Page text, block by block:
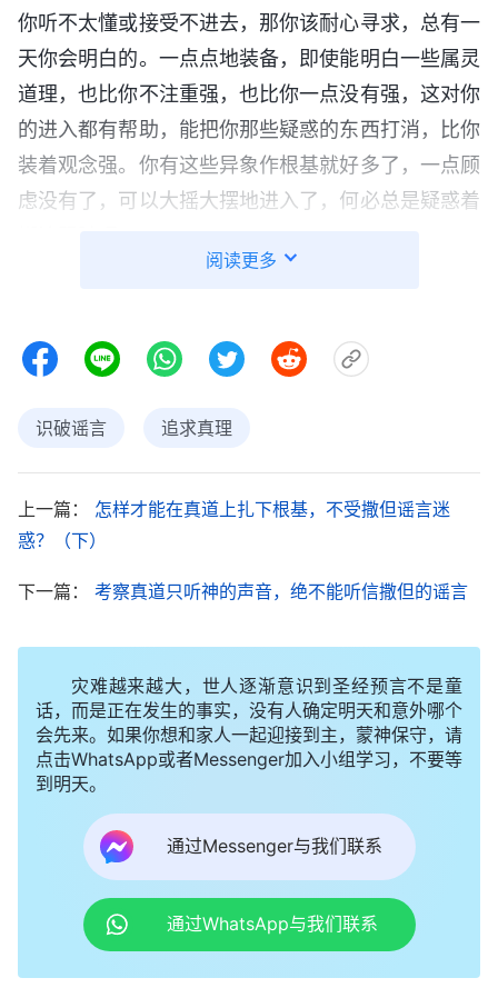
你听不太懂或接受不进去，那你该耐心寻求，总有一
天你会明白的。一点点地装备，即使能明白一些属灵
道理，也比你不注重强，也比你一点没有强，这对你
的进入都有帮助，能把你那些疑惑的东西打消，比你
装着观念强。你有这些异象作根基就好多了，一点顾
虑没有了，可以大摇大摆地进入了，何必总是疑惑着
——《话・卷一 神的显现与作工・对作工你们得认识，不
在看神话的时候，你知道神的话是说哪类人，知
样你就会经历了。为什么有些人在这方面有缺欠？就
是因为往实行方面用劲的时候少，虽然也愿意实行真
理，但对事奉方面的细节、对生活中的细节真理还看
不透，遇事就发蒙，这样假先知、假使徒来了就能把
你骗走。对神的话、神的作工，总得常常交通，才能
如，神是怎么说的，神怎么作的，他对人的要求是什
么，该接触什么样的人，弃绝什么样的人，这些事总
得常常交通，总这样经历神话就能明白真理，对许多
事就能看透了，也有分辨了。什么是圣灵的管教，什
么是出于人意的责备，什么是圣灵引导，什么是环境
摆布，什么是神话在里面开启，对这些不透亮就没分
辨。知道什么是出于圣灵的，知道什么是悖逆性情，
当如何顺服神的话，如何脱去自己的悖逆，对这些事
都经历明白了，就有根基了，遇事就能有合适的真理
来对照，都能有合适的异象作根基，做每件事都有原
阅读更多
识破谣言 追求真理
上一篇： 怎样才能在真道上扎下根基，不受撒但谣言迷
惑？（下）
下一篇： 考察真道只听神的声音，绝不能听信撒但的谣言
灾难越来越大，世人逐渐意识到圣经预言不是童
话，而是正在发生的事实，没有人确定明天和意外哪个
会先来。如果你想和家人一起迎接到主，蒙神保守，请
点击WhatsApp或者Messenger加入小组学习，不要等
到明天。
通过Messenger与我们联系
通过WhatsApp与我们联系